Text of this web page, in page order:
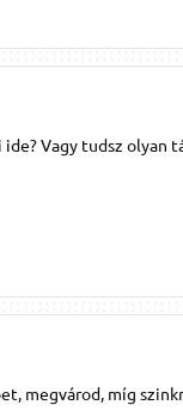
Vagy tudsz olyan
megvárod, míg